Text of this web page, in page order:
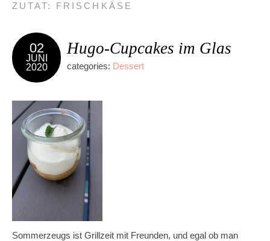
ZUTAT: FRISCHKÄSE
02
JUNI
2020
Hugo-Cupcakes im Glas
categories: Dessert
Sommerzeugs ist Grillzeit mit Freunden, und egal ob man